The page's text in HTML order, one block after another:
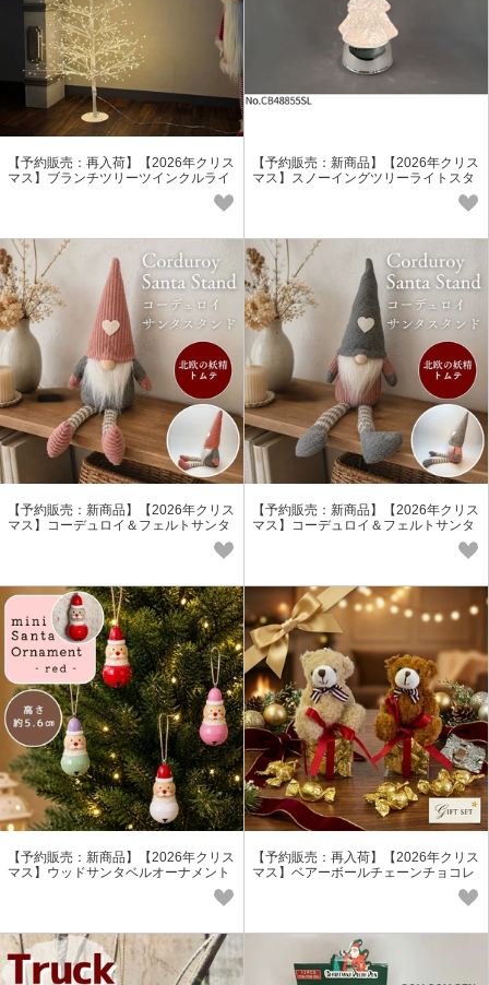
【予約販売：再入荷】【2026年クリス
マス】ブランチツリーツインクルライ
【予約販売：新商品】【2026年クリス
マス】スノーイングツリーライトスタ
【予約販売：新商品】【2026年クリス
マス】コーデュロイ＆フェルトサンタ
【予約販売：新商品】【2026年クリス
マス】コーデュロイ＆フェルトサンタ
【予約販売：新商品】【2026年クリス
マス】ウッドサンタベルオーナメント
【予約販売：再入荷】【2026年クリス
マス】ベアーボールチェーンチョコレ